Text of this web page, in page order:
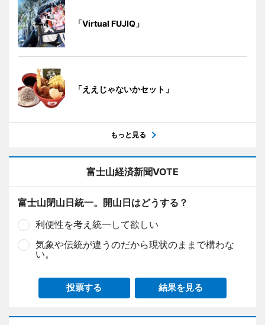
「Virtual FUJIQ」
「ええじゃないかセット」
もっと見る
富士山経済新聞VOTE
富士山閉山日統一。開山日はどうする？
利便性を考え統一して欲しい
気象や伝統が違うのだから現状のままで構わな
い。
投票する 結果を見る